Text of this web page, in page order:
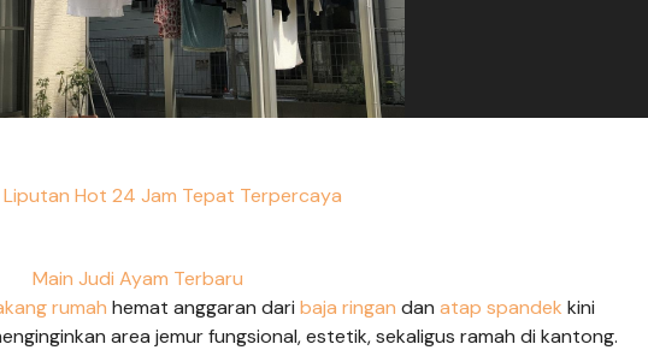
Hot 24 Jam Tepat Terpercaya
Main Judi Ayam Terbaru
rumah hemat anggaran dari baja ringan dan atap spandek kini
area jemur fungsional, estetik, sekaligus ramah di kantong.